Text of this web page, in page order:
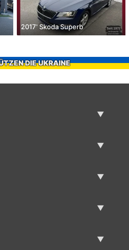
2017' Skoda Superb
DIE UKRAINE